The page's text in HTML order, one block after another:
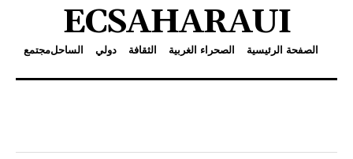
ECSAHARAUI
الصفحة الرئيسية الصحراء الغربية الثقافة دولي الساحلمجتمع